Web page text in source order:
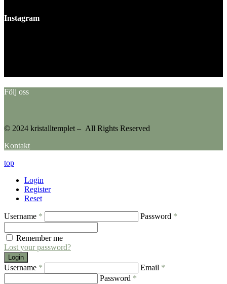
Instagram
Följ oss
© 2024 kristalltemplet – All Rights Reserved
Kontakt
top
Login
Register
Reset
Username * Password *
Remember me
Lost your password?
Login
Username * Email *
Password *